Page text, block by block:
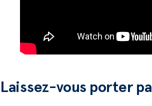
Laissez-vous porter